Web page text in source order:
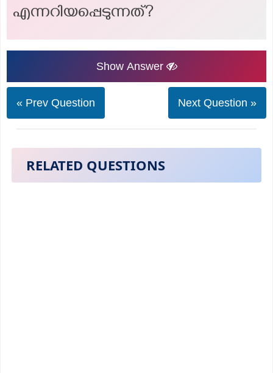
എന്നറിയപ്പെടുന്നത്?
Show Answer
« Prev Question Next Question »
RELATED QUESTIONS